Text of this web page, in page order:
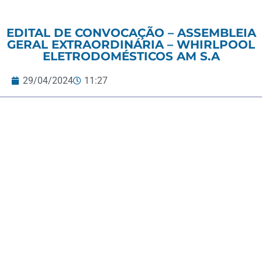
EDITAL DE CONVOCAÇÃO – ASSEMBLEIA
GERAL EXTRAORDINÁRIA – WHIRLPOOL
ELETRODOMÉSTICOS AM S.A
29/04/2024 11:27